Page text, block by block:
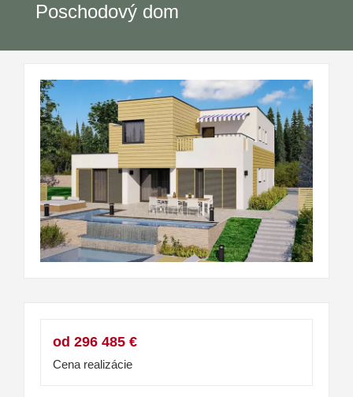
Poschodový dom
od 296 485 €
Cena realizácie